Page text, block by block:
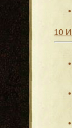
10